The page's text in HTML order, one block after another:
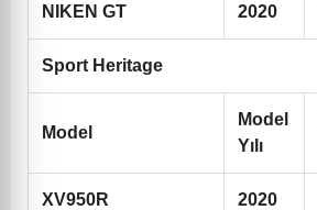
NIKEN GT 2020
Sport Heritage
Model
Model
Yılı
XV950R 2020